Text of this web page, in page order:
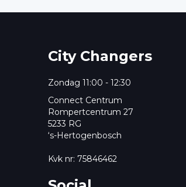
City Changers
Zondag 11:00 - 12:30
Connect Centrum
Rompertcentrum 27
5233 RG
‘s-Hertogenbosch
Kvk nr: 75846462